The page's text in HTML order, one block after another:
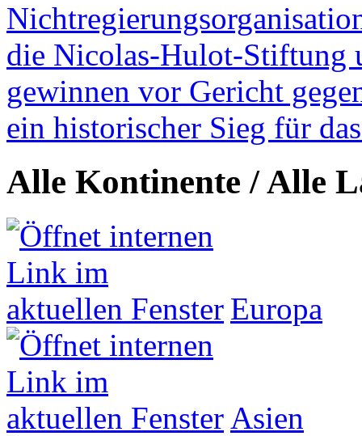
die Nicolas-Hulot-Stiftung
gewinnen vor Gericht
ein historischer Sieg für
Alle Kontinente / Alle
Europa
Asien